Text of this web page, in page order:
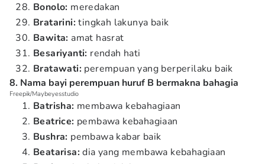
Bonolo: meredakan
Bratarini:tingkah lakunya baik
Bawita: amat hasrat
Besariyanti: rendah hati
Bratawati: perempuan yang berperilaku baik
8. Nama bayi perempuan huruf B bermakna bahagia
Freepik/Maybeyesstudio
Batrisha: membawa kebahagiaan
Beatrice: pembawa kebahagiaan
Bushra: pembawa kabar baik
Beatarisa:dia yang membawa kebahagiaan